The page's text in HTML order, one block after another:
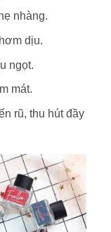
nhàng.
dịu.
ngọt.
mát.
rũ, thu hút đầy